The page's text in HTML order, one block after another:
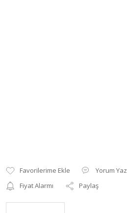
Yorum Yaz
Fiyat Alarmı
Paylaş